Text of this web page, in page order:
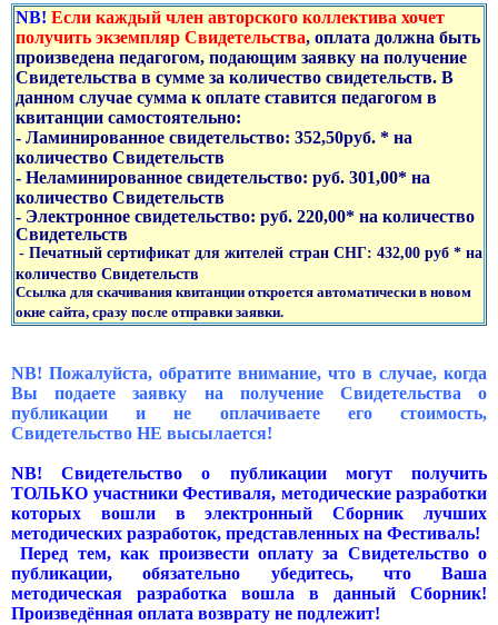
NB! Если каждый член авторского коллектива хочет
получить экземпляр Свидетельства, оплата должна быть
произведена педагогом, подающим заявку на получение
Свидетельства в сумме за количество свидетельств. В
данном случае сумма к оплате ставится педагогом в
квитанции самостоятельно:
- Ламинированное свидетельство: 352,50руб. * на
количество Свидетельств
- Неламинированное свидетельство: руб. 301,00* на
количество Свидетельств
- Электронное свидетельство: руб. 220,00* на количество
Свидетельств
- Печатный сертификат для жителей стран СНГ: 432,00 руб * на
количество Свидетельств
Ссылка для скачивания квитанции откроется автоматически в новом
окне сайта, сразу после отправки заявки.
NB! Пожалуйста, обратите внимание, что в случае, когда
Вы подаете заявку на получение Свидетельства о
публикации и не оплачиваете его стоимость,
Свидетельство НЕ высылается!
NB! Свидетельство о публикации могут получить
ТОЛЬКО участники Фестиваля, методические разработки
которых вошли в электронный Сборник лучших
методических разработок, представленных на Фестиваль!
Перед тем, как произвести оплату за Свидетельство о
публикации, обязательно убедитесь, что Ваша
методическая разработка вошла в данный Сборник!
Произведённая оплата возврату не подлежит!